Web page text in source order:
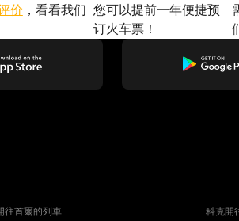
价 ，看看我们 您可以提前一年便捷预
订火车票！
往首爾的列車 科克開